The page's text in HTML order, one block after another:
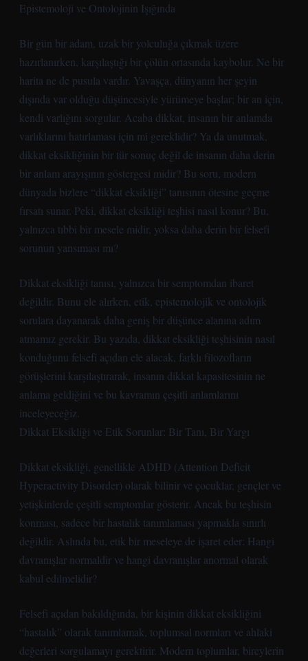
Epistemoloji ve Ontolojinin Işığında
Bir gün bir adam, uzak bir yolculuğa çıkmak üzere
hazırlanırken, karşılaştığı bir çölün ortasında kaybolur. Ne bir
harita ne de pusula vardır. Yavaşça, dünyanın her şeyin
dışında var olduğu düşüncesiyle yürümeye başlar; bir an için,
kendi varlığını sorgular. Acaba dikkat, insanın bir anlamda
varlıklarını hatırlaması için mi gereklidir? Ya da unutmak,
dikkat eksikliğinin bir tür sonuç değil de insanın daha derin
bir anlam arayışının göstergesi midir? Bu soru, modern
dünyada bizlere “dikkat eksikliği” tanısının ötesine geçme
fırsatı sunar. Peki, dikkat eksikliği teşhisi nasıl konur? Bu,
yalnızca tıbbi bir mesele midir, yoksa daha derin bir felsefi
sorunun yansıması mı?
Dikkat eksikliği tanısı, yalnızca bir semptomdan ibaret
değildir. Bunu ele alırken, etik, epistemolojik ve ontolojik
sorulara dayanarak daha geniş bir düşünce alanına adım
atmamız gerekir. Bu yazıda, dikkat eksikliği teşhisinin nasıl
konduğunu felsefi açıdan ele alacak, farklı filozofların
görüşlerini karşılaştırarak, insanın dikkat kapasitesinin ne
anlama geldiğini ve bu kavramın çeşitli anlamlarını
inceleyeceğiz.
Dikkat Eksikliği ve Etik Sorunlar: Bir Tanı, Bir Yargı
Dikkat eksikliği, genellikle ADHD (Attention Deficit
Hyperactivity Disorder) olarak bilinir ve çocuklar, gençler ve
yetişkinlerde çeşitli semptomlar gösterir. Ancak bu teşhisin
konması, sadece bir hastalık tanımlaması yapmakla sınırlı
değildir. Aslında bu, etik bir meseleye de işaret eder: Hangi
davranışlar normaldir ve hangi davranışlar anormal olarak
kabul edilmelidir?
Felsefi açıdan bakıldığında, bir kişinin dikkat eksikliğini
“hastalık” olarak tanımlamak, toplumsal normları ve ahlaki
değerleri sorgulamayı gerektirir. Modern toplumlar, bireylerin